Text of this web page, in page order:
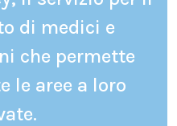
di medici e
che permette
le aree a loro